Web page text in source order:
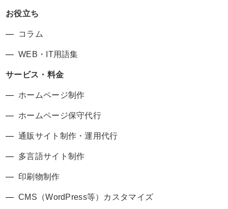
お役立ち
コラム
WEB・IT用語集
サービス・料金
ホームページ制作
ホームページ保守代行
通販サイト制作・運用代行
多言語サイト制作
印刷物制作
CMS（WordPress等）カスタマイズ